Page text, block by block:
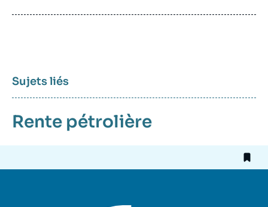
publication
Sujets liés
Rente pétrolière